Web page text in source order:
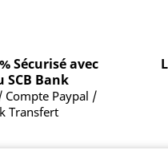
Sécurisé avec
SCB Bank
Compte Paypal /
Transfert